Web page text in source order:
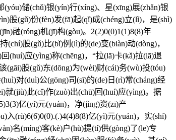
(yóu)储(chǔ)银(yín)行(xíng)、星(xīng)展(zhǎn)银
股(gǔ)份(fèn)发(fā)起(qǐ)成(chéng)立(lì)，是(shì)
融(róng)机(jī)构(gòu)。2(2)0(0)1(1)8(8)年
(chí)股(gǔ)比(bǐ)例(lì)的(de)变(biàn)动(dòng)，
(huí)应(yìng)称(chēng)，“拉(lā)卡(kǎ)拉(lā)退
(gāi)股(gǔ)东(dōng)为(wèi)财(cái)务(wù)投(tóu)
对(duì)公(gōng)司(sī)的(de)日(rì)常(cháng)经
就(jiù)此(cǐ)作(zuò)出(chū)回(huí)应(yìng)。据
亿(yì)元(yuán)，净(jìng)资(zī)产
入(rù)6(6)0(0).(.)4(4)8(8)亿(yì)元(yuán)，实(shí)
名(míng)客(kè)户(hù)提(tí)供(gòng)了(le)专